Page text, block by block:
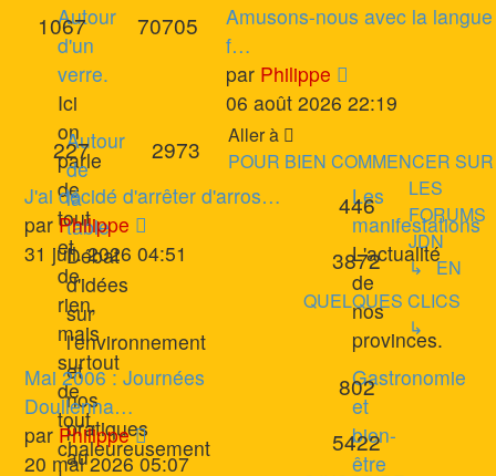
Autour
d'un
verre.
Ici
on
parle
de
tout
et
de
rien,
mais
surtout
de
tout,
chaleureusement
1067Sujets70705Messages
Dernier
message
Amusons-nous avec la langue
f…
par Philippe
le
message
06 août 2026 22:19
Autour
de
la
table
Débat
d'idées
sur
l'environnement
et
nos
pratiques
au
227Sujets 2973 Messages
Dernier
message
J'ai décidé d'arrêter d'arros…
parPhilippe
le
31 juil. 2026 04:51
Les
manifestations
L'actualité
de
nos
provinces.
446Sujets
3872Messages
Dernier
message
Mai 2006 : Journées
Doullenna…
par Philippe Voir
le
20 mai 2026 05:07
Gastronomie
et
bien-
être
802Sujets
5422Messages
Aller à
POUR BIEN COMMENCER SUR
LES
FORUMS
JDN
↳ EN
QUELQUES CLICS
↳